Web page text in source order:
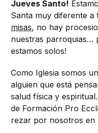
Jueves Santo!
Santa muy diferente a
misas, no hay
nuestras parroquias…
estamos solos!
Como Iglesia somos
alguien que está
salud física y
de Formación Pro
rezar por nosotros en